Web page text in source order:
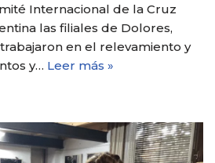
Internacional de la Cruz
las filiales de Dolores,
en el relevamiento y
y… Leer más »